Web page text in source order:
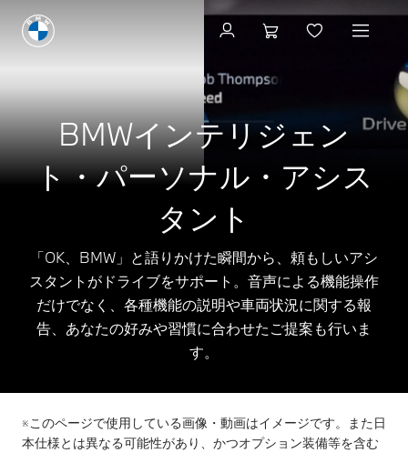
BMWインテリジェン
ト・パーソナル・アシス
タント
「OK、BMW」と語りかけた瞬間から、頼もしいアシ
スタントがドライブをサポート。音声による機能操作
だけでなく、各種機能の説明や車両状況に関する報
告、あなたの好みや習慣に合わせたご提案も行いま
す。
※このページで使用している画像・動画はイメージです。また日
本仕様とは異なる可能性があり、かつオプション装備等を含む